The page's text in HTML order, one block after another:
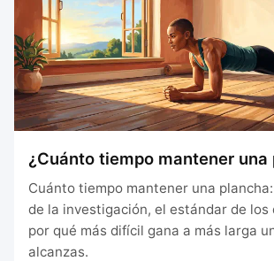
¿Cuánto tiempo mantener una
Cuánto tiempo mantener una
de la investigación, el estándar de los
por qué más difícil gana a más larga
alcanzas.